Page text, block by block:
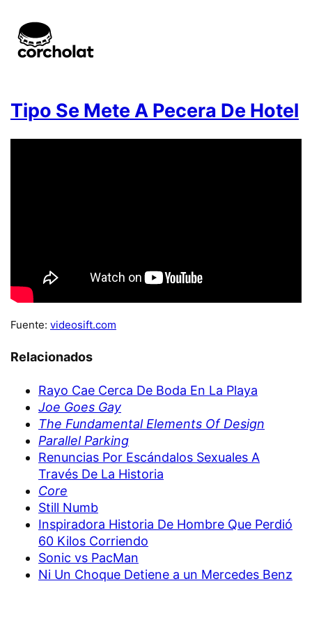
Tipo Se Mete A Pecera De Hotel
Fuente: videosift.com
Relacionados
Rayo Cae Cerca De Boda En La Playa
Joe Goes Gay
The Fundamental Elements Of Design
Parallel Parking
Renuncias Por Escándalos Sexuales A
Través De La Historia
Core
Still Numb
Inspiradora Historia De Hombre Que Perdió
60 Kilos Corriendo
Sonic vs PacMan
Ni Un Choque Detiene a un Mercedes Benz